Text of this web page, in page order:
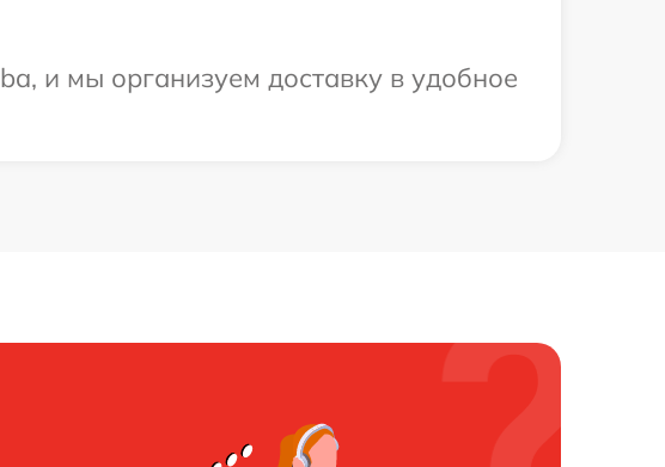
и мы организуем доставку в удобное